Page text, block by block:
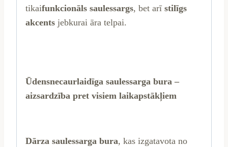
tikaifunkcionāls saulessargs, bet arī stilīgs
akcents jebkurai āra telpai.
Ūdensnecaurlaidīga saulessarga bura –
aizsardzība pret visiem laikapstākļiem
Dārza saulessarga bura, kas izgatavota no